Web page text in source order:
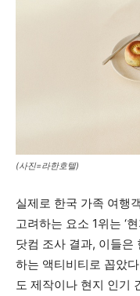
(사진=라한호텔)
실제로 한국 가족 여행
고려하는 요소 1위는 ‘
닷컴 조사 결과, 이들은
하는 액티비티로 꼽았
도 제작이나 현지 인기